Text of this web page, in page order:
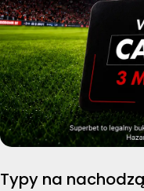
Typy na